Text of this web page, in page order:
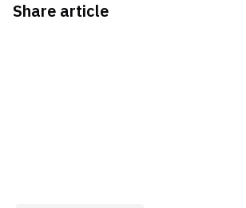
Share article